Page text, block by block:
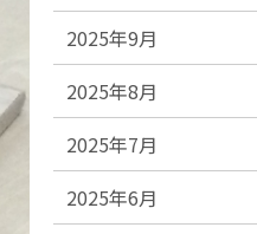
2025年9月
2025年8月
2025年7月
2025年6月